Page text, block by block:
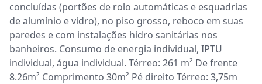
concluídas (portões de rolo automáticas e esquadrias
de alumínio e vidro), no piso grosso, reboco em suas
paredes e com instalações hidro sanitárias nos
banheiros. Consumo de energia individual, IPTU
individual, água individual. Térreo: 261 m² De frente
8.26m² Comprimento 30m² Pé direito Térreo: 3,75m